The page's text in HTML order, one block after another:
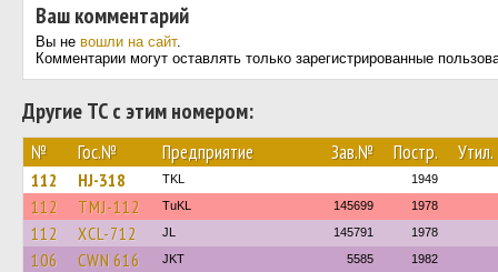
Ваш комментарий
Вы не вошли на сайт.
Комментарии могут оставлять только зарегистрированные
Другие ТС с этим номером:
№ Гос.№ Предприятие Зав.№ Постр. Утил.
112 HJ-318 TKL 1949
112 TMJ-112 TuKL 145699 1978
112 XCL-712 JL 145791 1978
106 CWN 616 JKT 5585 1982